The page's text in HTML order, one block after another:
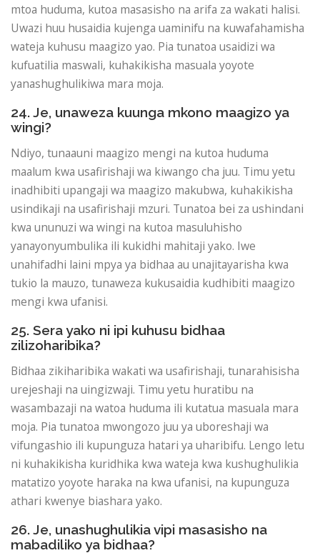
mtoa huduma, kutoa masasisho na arifa za wakati halisi.
Uwazi huu husaidia kujenga uaminifu na kuwafahamisha
wateja kuhusu maagizo yao. Pia tunatoa usaidizi wa
kufuatilia maswali, kuhakikisha masuala yoyote
yanashughulikiwa mara moja.
24. Je, unaweza kuunga mkono maagizo ya
wingi?
Ndiyo, tunaauni maagizo mengi na kutoa huduma
maalum kwa usafirishaji wa kiwango cha juu. Timu yetu
inadhibiti upangaji wa maagizo makubwa, kuhakikisha
usindikaji na usafirishaji mzuri. Tunatoa bei za ushindani
kwa ununuzi wa wingi na kutoa masuluhisho
yanayonyumbulika ili kukidhi mahitaji yako. Iwe
unahifadhi laini mpya ya bidhaa au unajitayarisha kwa
tukio la mauzo, tunaweza kukusaidia kudhibiti maagizo
mengi kwa ufanisi.
25. Sera yako ni ipi kuhusu bidhaa
zilizoharibika?
Bidhaa zikiharibika wakati wa usafirishaji, tunarahisisha
urejeshaji na uingizwaji. Timu yetu huratibu na
wasambazaji na watoa huduma ili kutatua masuala mara
moja. Pia tunatoa mwongozo juu ya uboreshaji wa
vifungashio ili kupunguza hatari ya uharibifu. Lengo letu
ni kuhakikisha kuridhika kwa wateja kwa kushughulikia
matatizo yoyote haraka na kwa ufanisi, na kupunguza
athari kwenye biashara yako.
26. Je, unashughulikia vipi masasisho na
mabadiliko ya bidhaa?